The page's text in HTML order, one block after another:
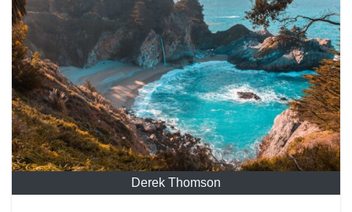
Derek Thomson